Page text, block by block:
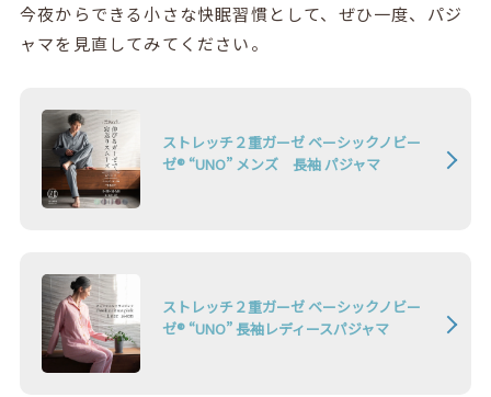
今夜からできる小さな快眠習慣として、ぜひ一度、パジ
ャマを見直してみてください。
ストレッチ２重ガーゼ ベーシックノビー
ゼ® “UNO” メンズ 長袖 パジャマ
ストレッチ２重ガーゼ ベーシックノビー
ゼ® “UNO” 長袖レディースパジャマ